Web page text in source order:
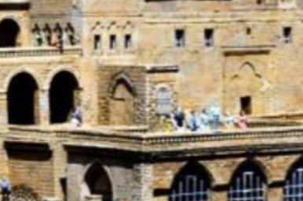
Next